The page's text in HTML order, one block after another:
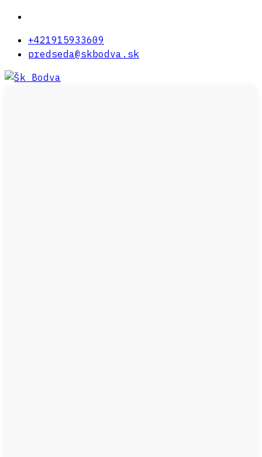
+421915933609
predseda@skbodva.sk